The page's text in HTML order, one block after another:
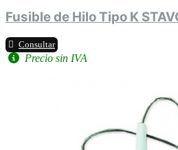
Fusible de Hilo Tipo K
Consultar
Precio sin IVA